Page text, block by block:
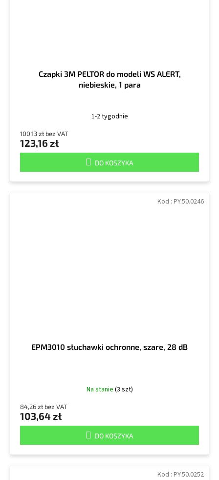
Czapki 3M PELTOR do modeli WS ALERT,
niebieskie, 1 para
1-2 tygodnie
100,13 zł bez VAT
123,16 zł
DO KOSZYKA
EPM3010 słuchawki ochronne, szare, 28 dB
Na stanie (3 szt)
84,26 zł bez VAT
103,64 zł
DO KOSZYKA
Kod : PY.50.0246
Kod : PY.50.0252